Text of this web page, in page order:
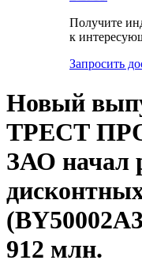
Получите
к
Запросить
Новый
ТРЕСТ
ЗАО начал
912 млн.